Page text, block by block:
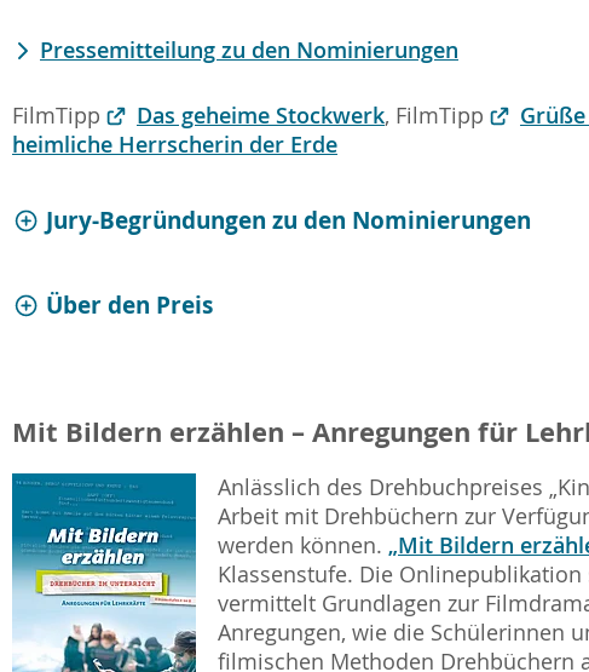
Pressemitteilung zu den Nominierungen
FilmTipp Das geheime Stockwerk, FilmTipp
heimliche Herrscherin der Erde
Jury-Begründungen zu den Nominierungen
Über den Preis
Mit Bildern erzählen – Anregungen für
Anlässlich des Drehbuchpreises
Arbeit mit Drehbüchern zur
werden können. „Mit Bildern
Klassenstufe. Die
vermittelt Grundlagen zur
Anregungen, wie die Schülerinnen
filmischen Methoden Drehbüchern